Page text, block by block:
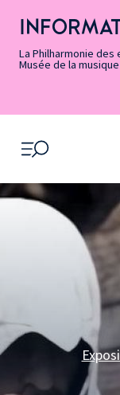
page
Accessibilité
accès
rapides
principal
contenu
principal
page
Message
La Philharmonie
Musée de la musique
OUVRIR LE MENU